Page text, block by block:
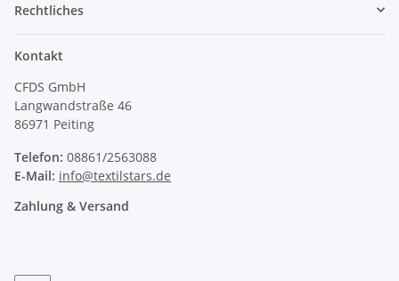
Rechtliches
Kontakt
CFDS GmbH
Langwandstraße 46
86971 Peiting
Telefon: 08861/2563088
E-Mail: info@textilstars.de
Zahlung & Versand